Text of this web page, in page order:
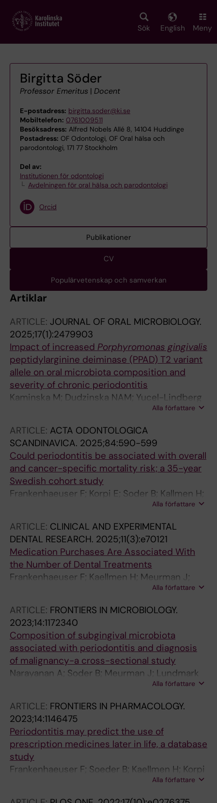
main
Sök English Meny
Birgitta Söder
Professor Emeritus | Docent
E-postadress: birgitta.soder@ki.se
Mobiltelefon: 0761009511
Besöksadress: Alfred Nobels Allé 8, 14104 Huddinge
Postadress: OF Odontologi, OF Oral hälsa och
parodontologi, 171 77 Stockholm
Del av:
Institutionen för odontologi
Avdelningen för oral hälsa och parodontologi
Orcid
Publikationer
CV
Populärvetenskap och samverkan
Artiklar
ARTICLE: JOURNAL OF ORAL MICROBIOLOGY.
2025;17(1):2479903
Impact of increased Porphyromonas gingivalis
peptidylarginine deiminase (PPAD) T2 variant
allele on oral microbiota composition and
severity of chronic periodontitis
Kaminska M; Dudzinska NAM; Yucel-Lindberg
T; Soder B; Narayanan A; Potempa J; Mydel PM
Alla författare
ARTICLE: ACTA ODONTOLOGICA
SCANDINAVICA. 2025;84:590-599
Could periodontitis be associated with overall
and cancer-specific mortality risk; a 35-year
Swedish cohort study
Frankenhaeuser F; Korpi E; Soder B; Kallmen H;
Alla författare
ARTICLE: CLINICAL AND EXPERIMENTAL
DENTAL RESEARCH. 2025;11(3):e70121
Medication Purchases Are Associated With
the Number of Dental Treatments
Frankenhaeuser F; Kaellmen H; Meurman J;
Alla författare
ARTICLE: FRONTIERS IN MICROBIOLOGY.
2023;14:1172340
Composition of subgingival microbiota
associated with periodontitis and diagnosis
of malignancy-a cross-sectional study
Narayanan A; Soder B; Meurman J; Lundmark
A; Hu YOO; Neogi U; Yucel-Lindberg TAlla författare
ARTICLE: FRONTIERS IN PHARMACOLOGY.
2023;14:1146475
Periodontitis may predict the use of
prescription medicines later in life, a database
study
Frankenhaeuser F; Soeder B; Kaellmen H; Korpi
Alla författare